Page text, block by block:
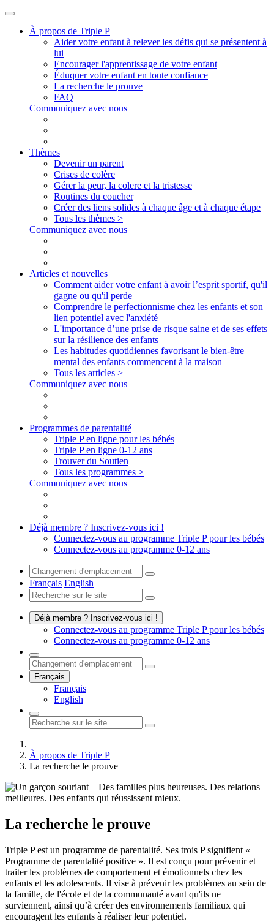
À propos de Triple P
Aider votre enfant à relever les défis qui se présentent à
lui
Encourager l'apprentissage de votre enfant
Éduquer votre enfant en toute confiance
La recherche le prouve
FAQ
Communiquez avec nous
Thèmes
Devenir un parent
Crises de colère
Gérer la peur, la colere et la tristesse
Routines du coucher
Créer des liens solides à chaque âge et à chaque étape
Tous les thèmes >
Communiquez avec nous
Articles et nouvelles
Comment aider votre enfant à avoir l’esprit sportif, qu'il
gagne ou qu'il perde
Comprendre le perfectionnisme chez les enfants et son
lien potentiel avec l'anxiété
L'importance d’une prise de risque saine et de ses effets
sur la résilience des enfants
Les habitudes quotidiennes favorisant le bien-être
mental des enfants commencent à la maison
Tous les articles >
Communiquez avec nous
Programmes de parentalité
Triple P en ligne pour les bébés
Triple P en ligne 0-12 ans
Trouver du Soutien
Tous les programmes >
Communiquez avec nous
Déjà membre ? Inscrivez-vous ici !
Connectez-vous au programme Triple P pour les bébés
Connectez-vous au programme 0-12 ans
Français English
Déjà membre ? Inscrivez-vous ici !
Connectez-vous au programme Triple P pour les bébés
Connectez-vous au programme 0-12 ans
Français
Français
English
À propos de Triple P
La recherche le prouve
La recherche le prouve
Triple P est un programme de parentalité. Ses trois P signifient «
Programme de parentalité positive ». Il est conçu pour prévenir et
traiter les problèmes de comportement et émotionnels chez les
enfants et les adolescents. Il vise à prévenir les problèmes au sein de
la famille, de l'école et de la communauté avant qu'ils ne
surviennent, ainsi qu’à créer des environnements familiaux qui
encouragent les enfants à réaliser leur potentiel.